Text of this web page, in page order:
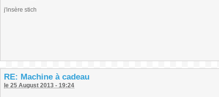
j'insère stich
RE: Machine à cadeau
le 25 August 2013 - 19:24